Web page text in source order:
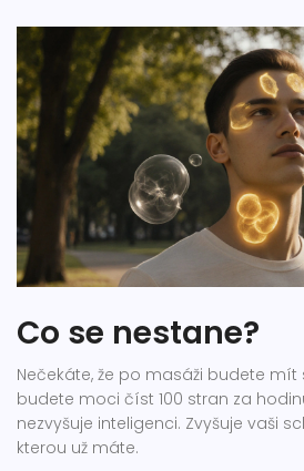
Co se nestane?
Nečekáte, že po masáži budete
budete moci číst 100 stran za
nezvyšuje inteligenci. Zvyšuje vaši
kterou už máte.